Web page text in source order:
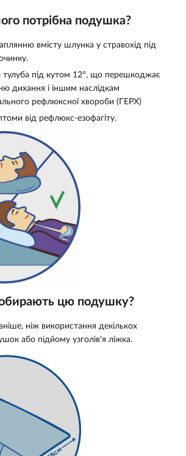
потрібна подушка?
вмісту шлунка у стравохід під
під кутом 12°, що перешкоджає
дихання і іншим наслідкам
рефлюксної хвороби (ГЕРХ)
від рефлюкс-езофагіту.
цю подушку?
ніж використання декількох
або підйому узголів'я ліжка.